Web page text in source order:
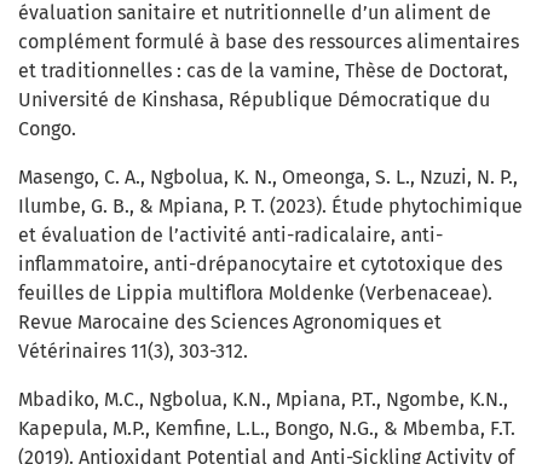
évaluation sanitaire et nutritionnelle d’un aliment de
complément formulé à base des ressources alimentaires
et traditionnelles : cas de la vamine, Thèse de Doctorat,
Université de Kinshasa, République Démocratique du
Congo.
Masengo, C. A., Ngbolua, K. N., Omeonga, S. L., Nzuzi, N. P.,
Ilumbe, G. B., & Mpiana, P. T. (2023). Étude phytochimique
et évaluation de l’activité anti-radicalaire, anti-
inflammatoire, anti-drépanocytaire et cytotoxique des
feuilles de Lippia multiflora Moldenke (Verbenaceae).
Revue Marocaine des Sciences Agronomiques et
Vétérinaires 11(3), 303-312.
Mbadiko, M.C., Ngbolua, K.N., Mpiana, P.T., Ngombe, K.N.,
Kapepula, M.P., Kemfine, L.L., Bongo, N.G., & Mbemba, F.T.
(2019). Antioxidant Potential and Anti-Sickling Activity of